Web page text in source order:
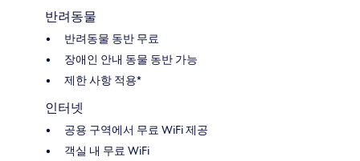
반려동물
반려동물 동반 무료
장애인 안내 동물 동반 가능
제한 사항 적용*
인터넷
공용 구역에서 무료 WiFi 제공
객실 내 무료 WiFi